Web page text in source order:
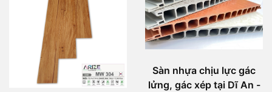
Sàn nhựa chịu lực gác
lửng, gác xép tại Dĩ An -